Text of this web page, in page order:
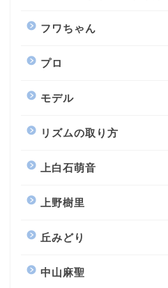
フワちゃん
プロ
モデル
リズムの取り方
上白石萌音
上野樹里
丘みどり
中山麻聖